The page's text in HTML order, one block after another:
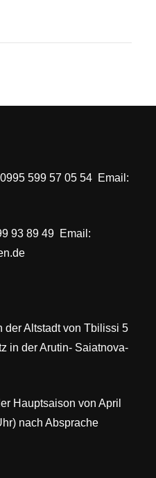
599 57 05 54 Email:
93 89 49 Email:
der Altstadt von Tbilissi 5
in der Arutin- Saiatnova-
Hauptsaison von April
nach Absprache